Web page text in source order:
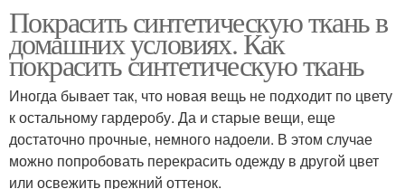
Покрасить синтетическую ткань в
домашних условиях. Как
покрасить синтетическую ткань
Иногда бывает так, что новая вещь не подходит по цвету
к остальному гардеробу. Да и старые вещи, еще
достаточно прочные, немного надоели. В этом случае
можно попробовать перекрасить одежду в другой цвет
или освежить прежний оттенок.